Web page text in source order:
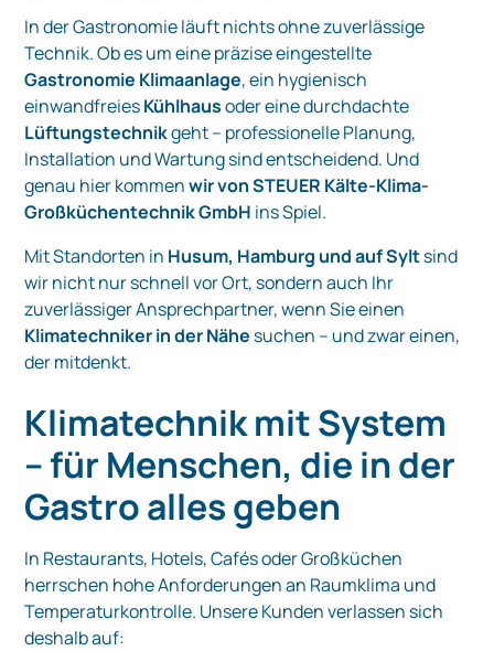
In der Gastronomie läuft nichts ohne zuverlässige
Technik. Ob es um eine präzise eingestellte
Gastronomie Klimaanlage, ein hygienisch
einwandfreiesKühlhausoder eine durchdachte
Lüftungstechnikgeht – professionelle Planung,
Installation und Wartung sind entscheidend. Und
genau hier kommenwir von STEUER Kälte-Klima-
Großküchentechnik GmbH ins Spiel.
Mit Standorten in Husum, Hamburg und auf Syltsind
wir nicht nur schnell vor Ort, sondern auch Ihr
zuverlässiger Ansprechpartner, wenn Sie einen
Klimatechniker in der Nähe suchen – und zwar einen,
der mitdenkt.
Klimatechnik mit System
– für Menschen, die in der
Gastro alles geben
In Restaurants, Hotels, Cafés oder Großküchen
herrschen hohe Anforderungen an Raumklima und
Temperaturkontrolle. Unsere Kunden verlassen sich
deshalb auf: